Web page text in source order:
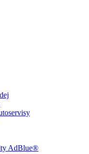
AdBlue®